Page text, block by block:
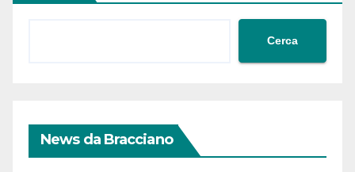
Cerca
News da Bracciano